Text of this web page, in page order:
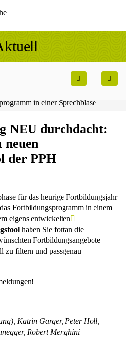
NEU durchdacht:
der PPH
für das heurige Fortbildungsjahr
Fortbildungsprogramm in einem
eigens entwickelten
haben Sie fortan die
Fortbildungsangebote
zu filtern und passgenau
Katrin Garger, Peter Holl,
Robert Menghini